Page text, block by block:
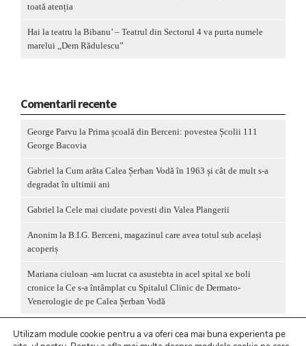
toată atenția
Hai la teatru la Bibanu’ – Teatrul din Sectorul 4 va purta numele
marelui „Dem Rădulescu”
Comentarii recente
George Parvu la Prima școală din Berceni: povestea Școlii 111
George Bacovia
Gabriel la Cum arăta Calea Șerban Vodă în 1963 și cât de mult s-a
degradat în ultimii ani
Gabriel la Cele mai ciudate povesti din Valea Plangerii
Anonim la B.I.G. Berceni, magazinul care avea totul sub același
acoperiș
Mariana ciuloan -am lucrat ca asustebta in acel spital xe boli
cronice la Ce s-a întâmplat cu Spitalul Clinic de Dermato-
Venerologie de pe Calea Șerban Vodă
Utilizam module cookie pentru a va oferi cea mai buna experienta pe